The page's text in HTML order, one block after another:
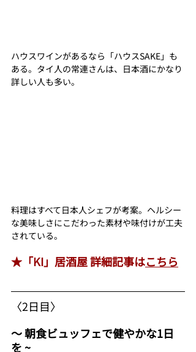
ハウスワインがあるなら「ハウスSAKE」も
ある。タイ人の常連さんは、日本酒にかなり
詳しい人も多い。
料理はすべて日本人シェフが考案。ヘルシー
な美味しさにこだわった素材や味付けが工夫
されている。
★「KI」居酒屋 詳細記事はこちら
〈2日目〉
〜 朝食ビュッフェで健やかな1日
を ~